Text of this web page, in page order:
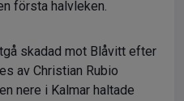
första halvleken.
skadad mot Blåvitt efter
av Christian Rubio
nere i Kalmar haltade